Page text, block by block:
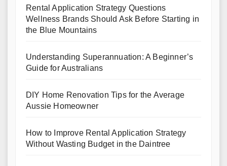
Rental Application Strategy Questions
Wellness Brands Should Ask Before Starting in
the Blue Mountains
Understanding Superannuation: A Beginner’s
Guide for Australians
DIY Home Renovation Tips for the Average
Aussie Homeowner
How to Improve Rental Application Strategy
Without Wasting Budget in the Daintree